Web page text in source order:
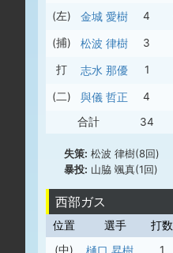
(左) 金城 愛樹 4
(捕) 松波 律樹 3
打 志水 那優 1
(二) 與儀 哲正 4
合計 34
失策: 松波 律樹(8回)
暴投: 山脇 颯真(1回)
西部ガス
位置 選手 打数
(中)
1